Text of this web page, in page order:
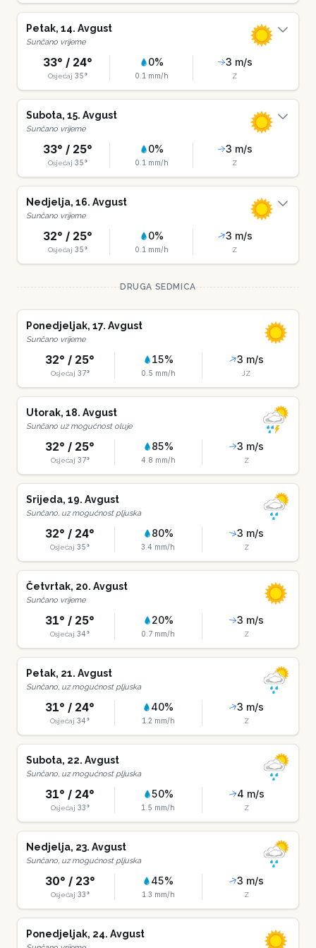
Petak, 14. Avgust
Sunčano vrijeme
33° / 24°
Osjećaj 35°
0%
0.1 mm/h
3 m/s
Z
Subota, 15. Avgust
Sunčano vrijeme
33° / 25°
Osjećaj 35°
0%
0.1 mm/h
3 m/s
Z
Nedjelja, 16. Avgust
Sunčano vrijeme
32° / 25°
Osjećaj 35°
0%
0.1 mm/h
3 m/s
Z
DRUGA SEDMICA
Ponedjeljak, 17. Avgust
Sunčano vrijeme
32° / 25°
Osjećaj 37°
15%
0.5 mm/h
3 m/s
JZ
Utorak, 18. Avgust
Sunčano uz mogućnost oluje
32° / 25°
Osjećaj 37°
85%
4.8 mm/h
3 m/s
Z
Srijeda, 19. Avgust
Sunčano, uz mogućnost pljuska
32° / 24°
Osjećaj 35°
80%
3.4 mm/h
3 m/s
Z
Četvrtak, 20. Avgust
Sunčano vrijeme
31° / 25°
Osjećaj 34°
20%
0.7 mm/h
3 m/s
Z
Petak, 21. Avgust
Sunčano, uz mogućnost pljuska
31° / 24°
Osjećaj 34°
40%
1.2 mm/h
3 m/s
Z
Subota, 22. Avgust
Sunčano, uz mogućnost pljuska
31° / 24°
Osjećaj 33°
50%
1.5 mm/h
4 m/s
Z
Nedjelja, 23. Avgust
Sunčano, uz mogućnost pljuska
30° / 23°
Osjećaj 33°
45%
1.3 mm/h
3 m/s
Z
Ponedjeljak, 24. Avgust